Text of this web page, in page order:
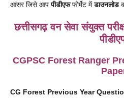
आंसर जिसे आपपीडीएफफोर्मेट मेंडाउनलोड
छत्तीसगढ़ वन सेवा संयुक्त
CGPSC Forest Ranger
CG Forest Previous Year